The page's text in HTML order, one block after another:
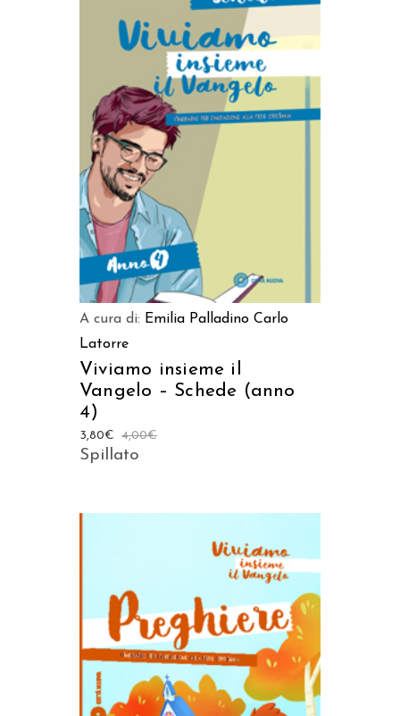
AGGIUNGI AL CARRELLO
A cura di: Emilia Palladino Carlo
Latorre
Viviamo insieme il
Vangelo – Schede (anno
4)
4,00€
3,80€
Spillato
AGGIUNGI AL CARRELLO